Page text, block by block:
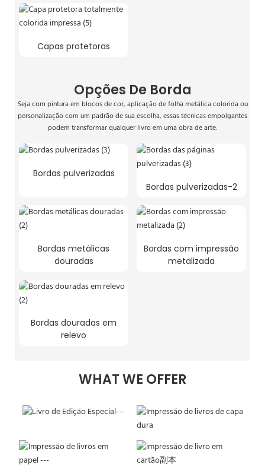
Capas protetoras
Opções De Borda
Seja com pintura em blocos de cor, aplicação de folha metálica colorida ou
personalização com um padrão de sua escolha, essas técnicas empolgantes
podem transformar qualquer livro em uma obra de arte.
Bordas pulverizadas
Bordas pulverizadas-2
Bordas metálicas
douradas
Bordas com impressão
metalizada
Bordas douradas em
relevo
WHAT WE OFFER